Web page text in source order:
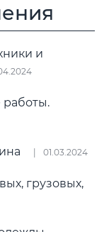
и
01.03.2024
грузовых,